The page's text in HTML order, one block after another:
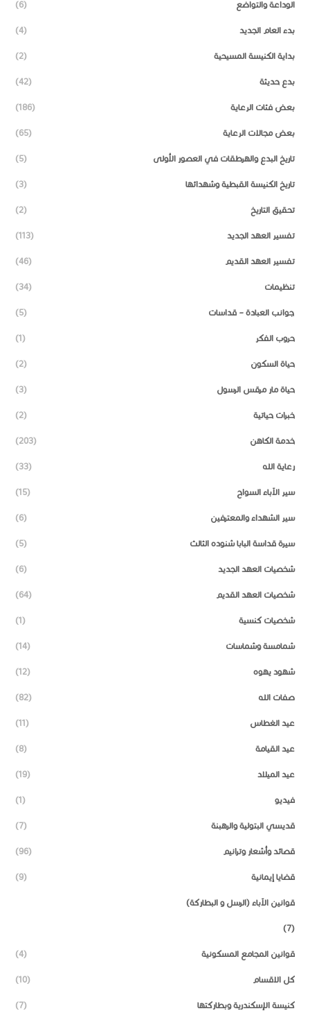
الوداعة والتواضع (6)
بدء العام الجديد (4)
بداية الكنيسة المسيحية (2)
بدع حديثة (42)
بعض فئات الرعاية (186)
بعض مجالات الرعاية (65)
تاريخ البدع والهرطقات في العصور الأولى (5)
تاريخ الكنيسة القبطية وشهدائها (3)
تحقيق التاريخ (2)
تفسير العهد الجديد (113)
تفسير العهد القديم (46)
تنظيمات (34)
جوانب العبادة – قداسات (5)
حروب الفكر (1)
حياة السكون (2)
حياة مار مرقس الرسول (3)
خبرات حياتية (2)
خدمة الكاهن (203)
رعاية الله (33)
سير الآباء السواح (15)
سير الشهداء والمعترفين (6)
سيرة قداسة البابا شنوده الثالث (5)
شخصيات العهد الجديد (6)
شخصيات العهد القديم (64)
شخصيات كنسية (1)
شمامسة وشماسات (14)
شهود يهوه (12)
صفات الله (82)
عيد الغطاس (11)
عيد القيامة (8)
عيد الميلاد (19)
فيديو (1)
قديسي البتولية والرهبنة (7)
قصائد وأشعار وترانيم (96)
قضايا إيمانية (9)
قوانين الآباء (الرسل و البطاركة)
(7)
قوانين المجامع المسكونية (4)
كل الاقسام (10)
كنيسة الإسكندرية وبطاركتها (7)